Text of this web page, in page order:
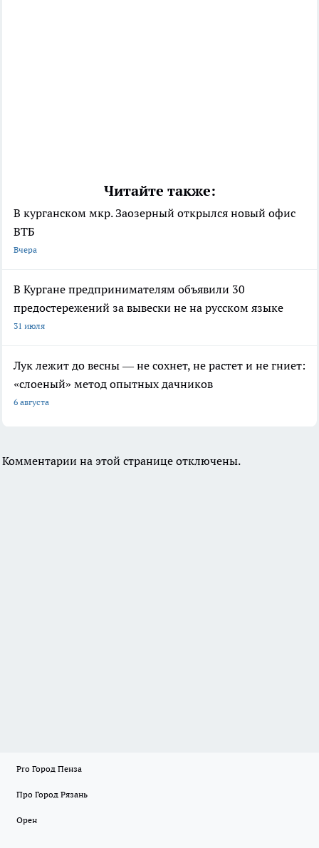
Читайте также:
В курганском мкр. Заозерный открылся новый офис
ВТБ
Вчера
В Кургане предпринимателям объявили 30
предостережений за вывески не на русском языке
31 июля
Лук лежит до весны — не сохнет, не растет и не гниет:
«слоеный» метод опытных дачников
6 августа
Комментарии на этой странице отключены.
Pro Город Пенза
Про Город Рязань
Орен